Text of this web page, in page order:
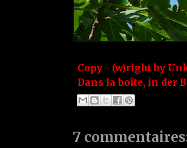
Copy - (w)right by
Dans la boîte, in der
7